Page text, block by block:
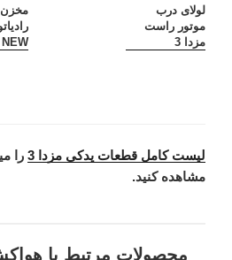
لولای درب
موتور راست
مزدا 3
NEW
لیست کامل قطعات یدکی مزدا 3
را
مشاهده کنید.
محصولات مرتبط با هواکش